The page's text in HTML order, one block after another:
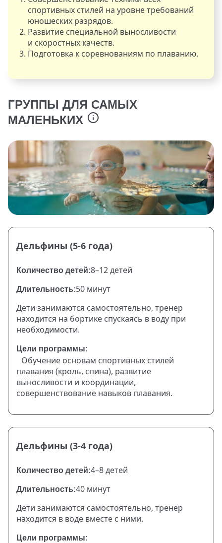
спортивных стилей на уровне требований
юношеских разрядов.
Развитие специальной выносливости
и скоростных качеств.
Подготовка к соревнованиям по плаванию.
ГРУППЫ ДЛЯ САМЫХ
МАЛЕНЬКИХ
Дельфины (5-6 года)
Количество детей:8–12 детей
Длительность:50 минут
Дети занимаются самостоятельно, тренер
находится на бортике спускаясь в воду при
необходимости.
Цели программы:
Обучение основам спортивных стилей
плавания (кроль, спина), развитие
выносливости и координации,
совершенствование навыков плавания.
Дельфины (3-4 года)
Количество детей:4–8 детей
Длительность:40 минут
Дети занимаются самостоятельно, тренер
находится в воде вместе с ними.
Цели программы: